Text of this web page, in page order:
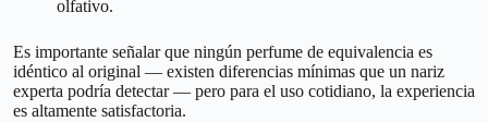
olfativo.
Es importante señalar que ningún perfume de equivalencia es
idéntico al original — existen diferencias mínimas que un nariz
experta podría detectar — pero para el uso cotidiano, la experiencia
es altamente satisfactoria.